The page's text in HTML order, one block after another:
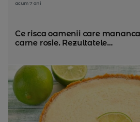
acum 7 ani
Ce risca oamenii care
carne rosie. Rezultatele...